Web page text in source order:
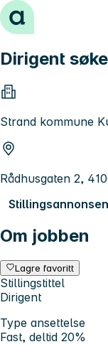
Hopp til innhold
Dirigent
Strand kommune
Rådhusgaten 2,
Om jobben
Lagre favoritt
Stillingstittel
Dirigent
Type ansettelse
Fast, deltid 20%